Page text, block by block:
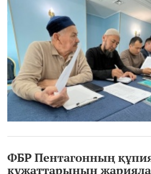
ФБР Пентагонның
құжаттарының